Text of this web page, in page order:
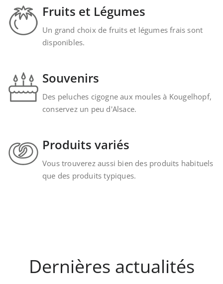
Fruits et Légumes
Un grand choix de fruits et légumes frais sont
disponibles.
Souvenirs
Des peluches cigogne aux moules à Kougelhopf,
conservez un peu d'Alsace.
Produits variés
Vous trouverez aussi bien des produits habituels
que des produits typiques.
Dernières actualités